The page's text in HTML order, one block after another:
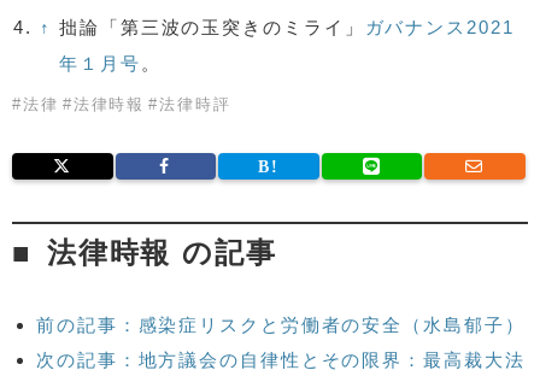
4.
↑ 拙論「第三波の玉突きのミライ」
ガバナンス2021
年１月号 。
#法律 #法律時報 #法律時評
法律時報 の記事
前の記事：感染症リスクと労働者の安全（水島郁子）
次の記事：地方議会の自律性とその限界：最高裁大法